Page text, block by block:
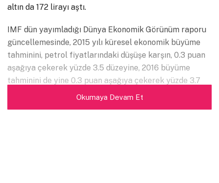
altın da 172 lirayı aştı.
IMF dün yayımladığı Dünya Ekonomik Görünüm raporu
güncellemesinde, 2015 yılı küresel ekonomik büyüme
tahminini, petrol fiyatlarındaki düşüşe karşın, 0.3 puan
aşağıya çekerek yüzde 3.5 düzeyine, 2016 büyüme
tahminini de yine 0.3 puan aşağıya çekerek yüzde 3.7
Okumaya Devam Et